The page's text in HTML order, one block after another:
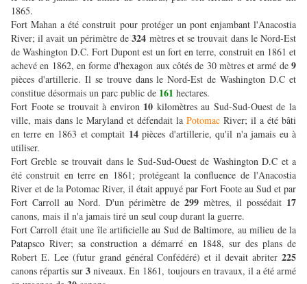
1865.
Fort Mahan a été construit pour protéger un pont enjambant l'Anacostia
River; il avait un périmètre de324 mètres et se trouvait dans le Nord-Est
de Washington D.C. Fort Dupont est un fort en terre, construit en 1861 et
achevé en 1862, en forme d'hexagon aux côtés de 30 mètres et armé de 9
pièces d'artillerie. Il se trouve dans le Nord-Est de Washington D.C et
constitue désormais un parc public de 161 hectares.
Fort Foote se trouvait à environ 10 kilomètres au Sud-Sud-Ouest de la
ville, mais dans le Maryland et défendait la Potomac River; il a été bâti
en terre en 1863 et comptait 14pièces d'artillerie, qu'il n'a jamais eu à
utiliser.
Fort Greble se trouvait dans le Sud-Sud-Ouest de Washington D.C et a
été construit en terre en 1861; protégeant la confluence de l'Anacostia
River et de la Potomac River, il était appuyé par Fort Foote au Sud et par
Fort Carroll au Nord. D'un périmètre de 299 mètres, il possédait 17
canons, mais il n'a jamais tiré un seul coup durant la guerre.
Fort Carroll était une île artificielle au Sud de Baltimore, au milieu de la
Patapsco River; sa construction a démarré en 1848, sur des plans de
Robert E. Lee (futur grand général Confédéré) et il devait abriter 225
canons répartis sur3niveaux. En 1861, toujours en travaux, il a été armé